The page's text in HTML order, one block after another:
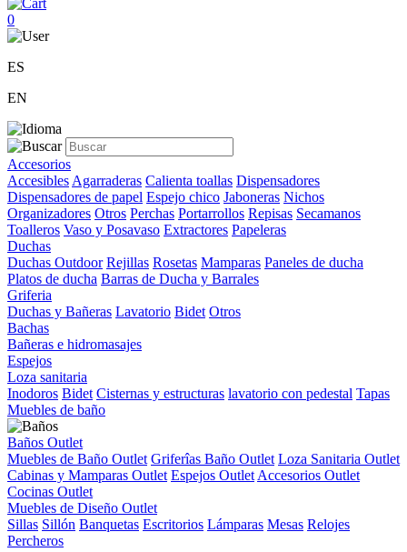
0
ES
EN
Accesorios
Accesibles Agarraderas Calienta toallas Dispensadores
Dispensadores de papel Espejo chico Jaboneras Nichos
Organizadores Otros Perchas Portarrollos Repisas Secamanos
Toalleros Vaso y Posavaso Extractores Papeleras
Duchas
Duchas Outdoor Rejillas Rosetas Mamparas Paneles de ducha
Platos de ducha Barras de Ducha y Barrales
Griferia
Duchas y Bañeras Lavatorio Bidet Otros
Bachas
Bañeras e hidromasajes
Espejos
Loza sanitaria
Inodoros Bidet Cisternas y estructuras lavatorio con pedestal Tapas
Muebles de baño
Baños Outlet
Muebles de Baño Outlet Griferîas Baño Outlet Loza Sanitaria Outlet
Cabinas y Mamparas Outlet Espejos Outlet Accesorios Outlet
Cocinas Outlet
Muebles de Diseño Outlet
Sillas Sillón Banquetas Escritorios Lámparas Mesas Relojes
Percheros